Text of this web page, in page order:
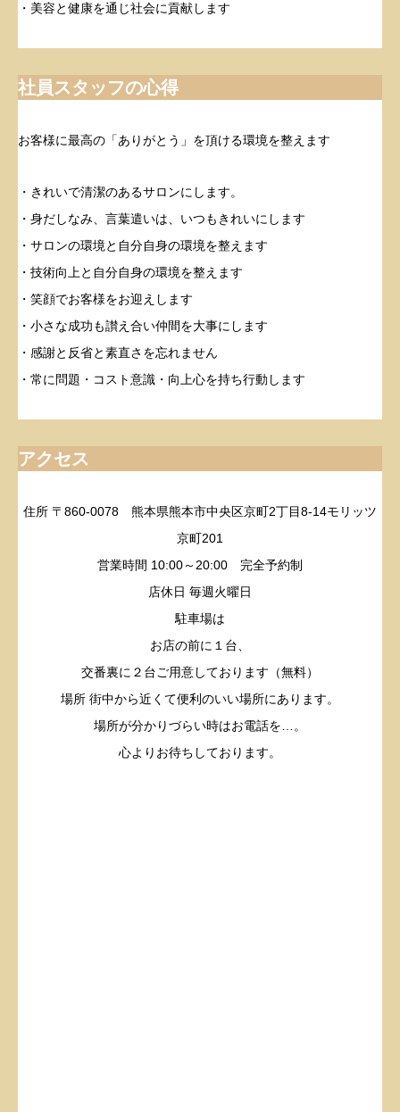
・美容と健康を通じ社会に貢献します
社員スタッフの心得
お客様に最高の「ありがとう」を頂ける環境を整えます
・きれいで清潔のあるサロンにします。
・身だしなみ、言葉遣いは、いつもきれいにします
・サロンの環境と自分自身の環境を整えます
・技術向上と自分自身の環境を整えます
・笑顔でお客様をお迎えします
・小さな成功も讃え合い仲間を大事にします
・感謝と反省と素直さを忘れません
・常に問題・コスト意識・向上心を持ち行動します
アクセス
住所 〒860-0078 熊本県熊本市中央区京町2丁目8-14モリッツ
京町201
営業時間 10:00～20:00 完全予約制
店休日 毎週火曜日
駐車場は
お店の前に１台、
交番裏に２台ご用意しております（無料）
場所 街中から近くて便利のいい場所にあります。
場所が分かりづらい時はお電話を…。
心よりお待ちしております。